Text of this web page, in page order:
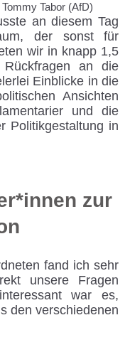
Tommy Tabor (AfD)
an diesem Tag
der sonst für
wir in knapp 1,5
an die
Einblicke in die
Ansichten
und die
Politikgestaltung in
zur
fand ich sehr
unsere Fragen
war es,
den verschiedenen